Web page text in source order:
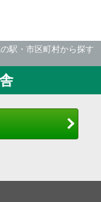
駅・市区町村から探す